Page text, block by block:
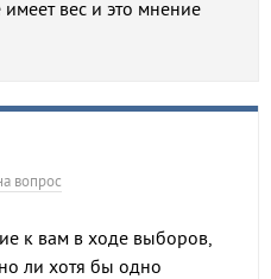
вес и это мнение
вопрос
к вам в ходе выборов,
ли хотя бы одно